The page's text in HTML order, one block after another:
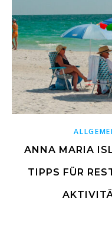
ANNA MARIA
TIPPS FÜR